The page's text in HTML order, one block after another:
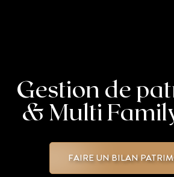
Gestion de
& Multi
FAIRE UN BILAN